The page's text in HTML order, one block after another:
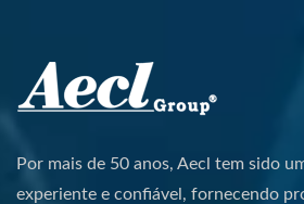
Por mais de 50 anos, Aecl tem sido
experiente e confiável, fornecendo